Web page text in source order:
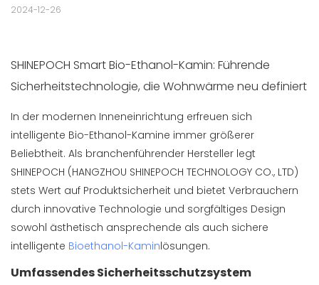
2024-12-26
SHINEPOCH Smart Bio-Ethanol-Kamin: Führende
Sicherheitstechnologie, die Wohnwärme neu definiert
In der modernen Inneneinrichtung erfreuen sich
intelligente Bio-Ethanol-Kamine immer größerer
Beliebtheit. Als branchenführender Hersteller legt
SHINEPOCH (HANGZHOU SHINEPOCH TECHNOLOGY CO., LTD)
stets Wert auf Produktsicherheit und bietet Verbrauchern
durch innovative Technologie und sorgfältiges Design
sowohl ästhetisch ansprechende als auch sichere
intelligente Bioethanol-Kaminlösungen.
Umfassendes Sicherheitsschutzsystem